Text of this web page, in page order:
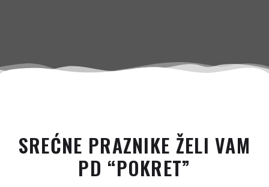
SREĆNE PRAZNIKE ŽELI VAM
PD “POKRET”